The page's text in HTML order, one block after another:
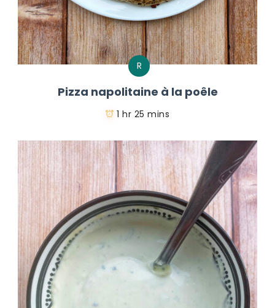
R
Pizza napolitaine à la poêle
1 hr 25 mins